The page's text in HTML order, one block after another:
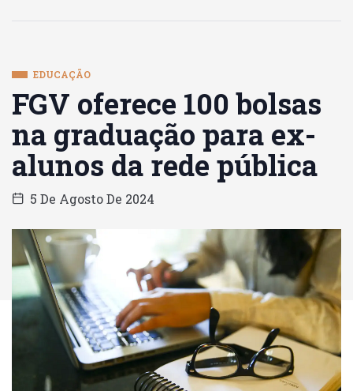
EDUCAÇÃO
FGV oferece 100 bolsas
na graduação para ex-
alunos da rede pública
5 De Agosto De 2024